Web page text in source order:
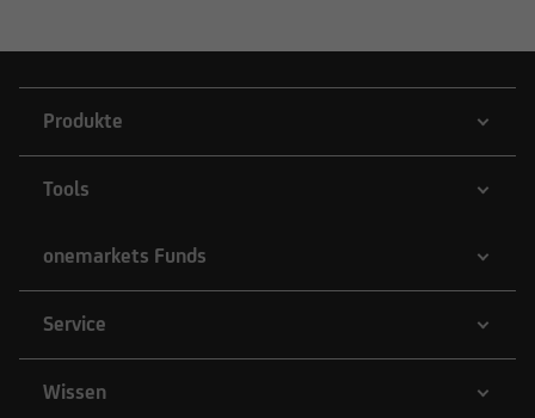
Produkte
Tools
onemarkets Funds
Service
Wissen